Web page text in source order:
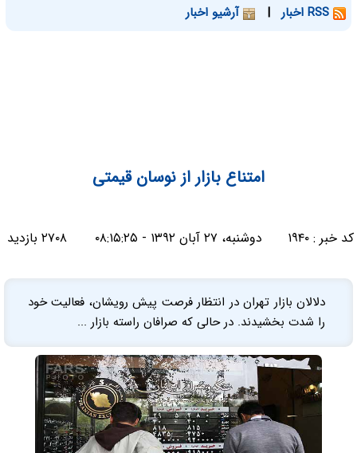
| آرشیو اخبار
امتناع بازار از نوسان قیمتی
کد خبر :۱۹۴۰ دوشنبه، ۲۷ آبان ۱۳۹۲ - ۰۸:۱۵:۲۵ ۲۷۰۸ بازدید
دلالان بازار تهران در انتظار فرصت پیش رویشان، فعالیت خود
را شدت بخشیدند. در حالی که صرافان راسته بازار ...